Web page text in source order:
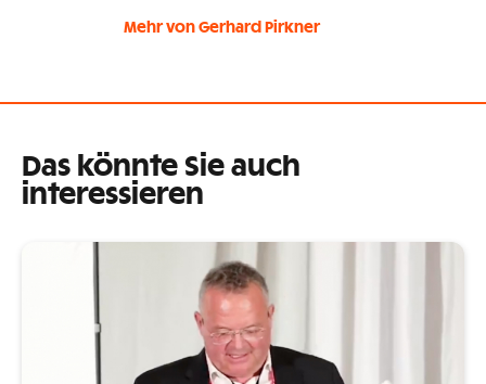
Mehr von Gerhard Pirkner
Das könnte Sie auch
interessieren